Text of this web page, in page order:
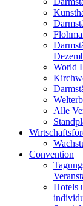
World
Alle
Convention
Hotels